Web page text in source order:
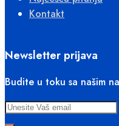
Kontakt
Newsletter prijava
Budite u toku sa našim